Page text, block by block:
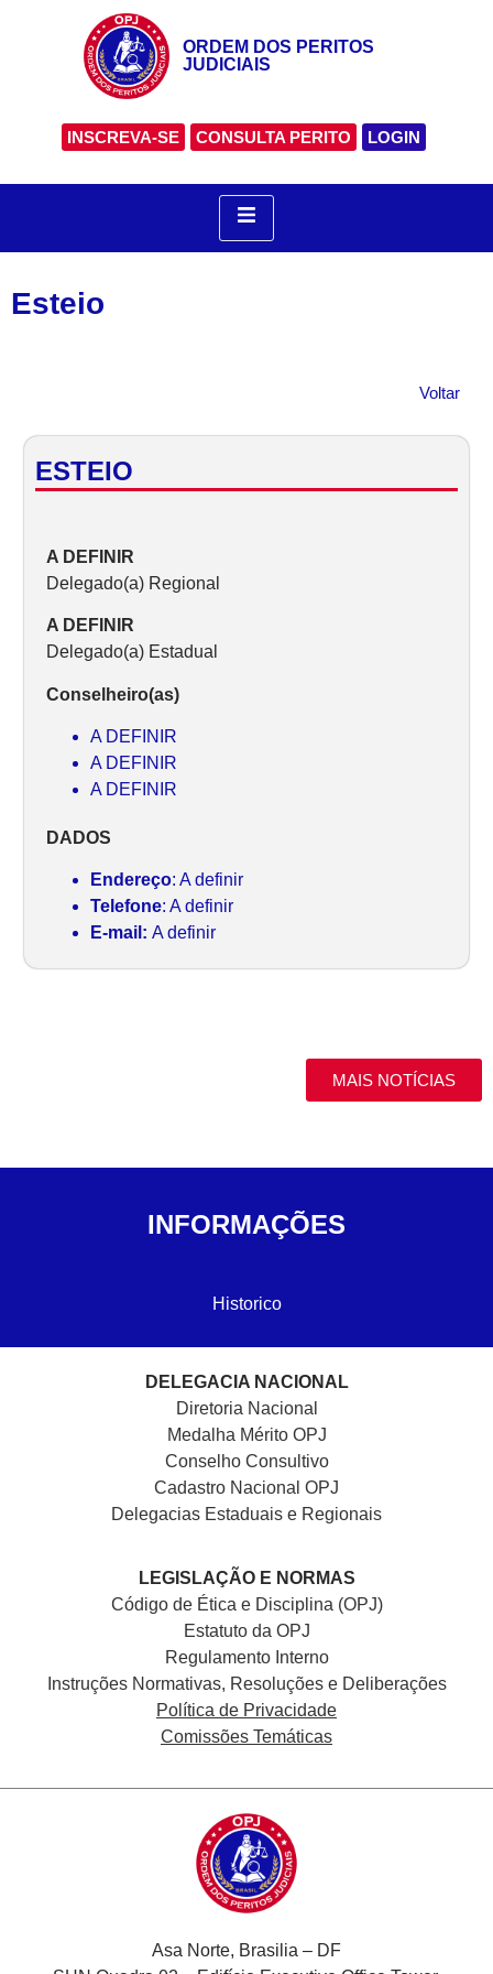
ORDEM DOS PERITOS
JUDICIAIS
INSCREVA-SE CONSULTA PERITO LOGIN
Esteio
Voltar
ESTEIO
A DEFINIR
Delegado(a) Regional
A DEFINIR
Delegado(a) Estadual
Conselheiro(as)
A DEFINIR
A DEFINIR
A DEFINIR
DADOS
Endereço: A definir
Telefone: A definir
E-mail: A definir
MAIS NOTÍCIAS
INFORMAÇÕES
Historico
DELEGACIA NACIONAL
Diretoria Nacional
Medalha Mérito OPJ
Conselho Consultivo
Cadastro Nacional OPJ
Delegacias Estaduais e Regionais
LEGISLAÇÃO E NORMAS
Código de Ética e Disciplina (OPJ)
Estatuto da OPJ
Regulamento Interno
Instruções Normativas, Resoluções e Deliberações
Política de Privacidade
Comissões Temáticas
Asa Norte, Brasilia – DF